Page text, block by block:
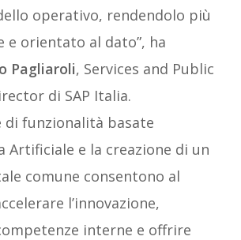
operativo, rendendolo più
e orientato al dato”, ha
Pagliaroli, Services and Public
di SAP Italia.
di funzionalità basate
Artificiale e la creazione di un
comune consentono al
l’innovazione,
interne e offrire